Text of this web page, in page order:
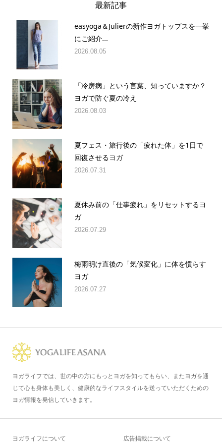
最新記事
easyoga＆Julierの新作ヨガトップスを一挙
にご紹介...
2026.08.05
「冷房病」という言葉、知っていますか？
ヨガで防ぐ夏の冷え
2026.08.03
夏フェス・旅行後の「疲れた体」を1日で
回復させるヨガ
2026.07.31
夏休み前の「仕事疲れ」をリセットするヨ
ガ
2026.07.29
梅雨明け直後の「気候変化」に体を慣らす
ヨガ
2026.07.27
ヨガライフでは、世の中の方にもっとヨガを知ってもらい、またヨガを通
じて心も身体も美しく、健康的なライフスタイルを送っていただくための
ヨガ情報を発信していきます。
ヨガライフについて 広告掲載について